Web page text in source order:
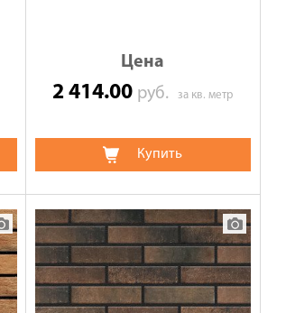
Цена
2 414.00 руб.за кв. метр
Купить